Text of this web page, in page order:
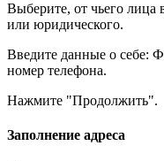
Выберите, от чьего лица
или юридического.
Введите данные о себе:
номер телефона.
Нажмите "Продолжить".
Заполнение адреса